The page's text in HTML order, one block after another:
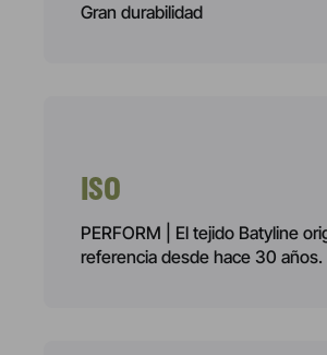
Gran durabilidad
ISO
PERFORM | El tejido Batyline
referencia desde hace 30 años.